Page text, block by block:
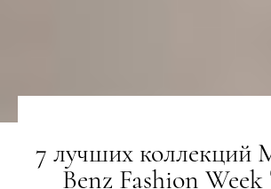
7 лучших коллекций
Benz Fashion